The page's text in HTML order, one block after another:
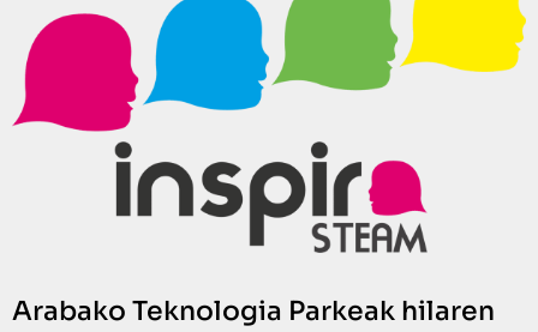
Arabako Teknologia Parkeak hilaren